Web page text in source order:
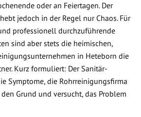
oder an Feiertagen. Der
jedoch in der Regel nur Chaos. Für
professionell durchzuführende
sind aber stets die heimischen,
in Heteborn die
Kurz formuliert: Der Sanitär-
Symptome, die Rohrreinigungsfirma
Grund und versucht, das Problem